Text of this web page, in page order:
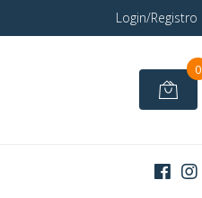
Login/Registro
0